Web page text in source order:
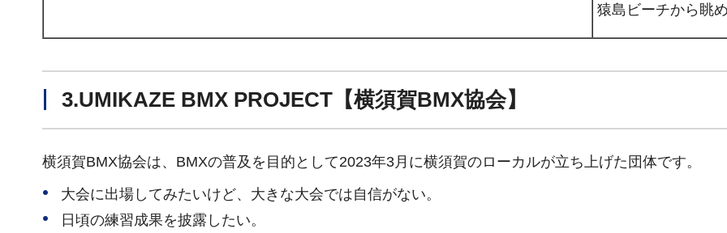
猿島ビーチから眺
3.UMIKAZE BMX PROJECT【横須賀BMX協会】
横須賀BMX協会は、BMXの普及を目的として2023年3月に横須賀のローカルが立ち上げた団体です。
大会に出場してみたいけど、大きな大会では自信がない。
日頃の練習成果を披露したい。